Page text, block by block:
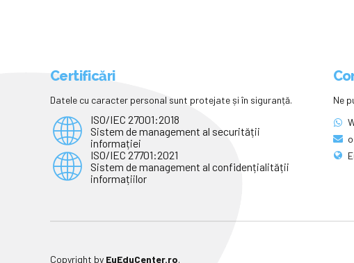
Certificări
Datele cu caracter personal sunt protejate și în siguranță.
ISO/IEC 27001:2018
Sistem de management al securității
informației
ISO/IEC 27701:2021
Sistem de management al confidențialității
informațiilor
Ne
Copyright by EuEduCenter.ro.